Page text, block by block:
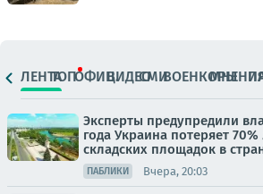
ЛЕНТАТОПОФИЦ.ВИДЕОСМИВОЕНКОРЫ
Эксперты предупредили
года Украина потеряет 70%
складских площадок в
ПАБЛИКИ Вчера, 20:03